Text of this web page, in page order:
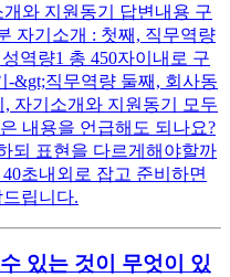
와 지원동기 답변내용 구
자기소개 : 첫째, 직무역량
역량1 총 450자이내로 구
-&gt;직무역량 둘째, 회사동
자기소개와 지원동기 모두
내용을 언급해도 되나요?
되 표현을 다르게해야할까
초내외로 잡고 준비하면
립니다.
있는 것이 무엇이 있